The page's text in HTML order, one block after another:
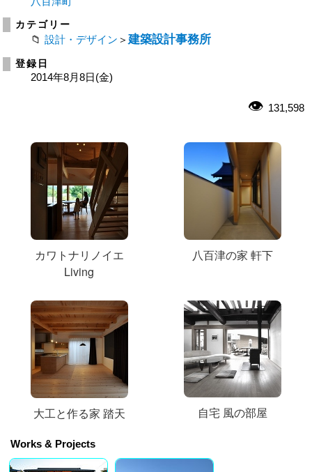
カテゴリー
設計・デザイン ＞ 建築設計事務所
登録日
2014年8月8日(金)
131,598
カワトナリノイエ
Living
八百津の家 軒下
大工と作る家 踏天 自宅 風の部屋
Works & Projects